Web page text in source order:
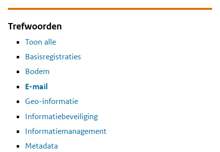
Trefwoorden
Toon alle
Basisregistraties
Bodem
E-mail
Geo-informatie
Informatiebeveiliging
Informatiemanagement
Metadata